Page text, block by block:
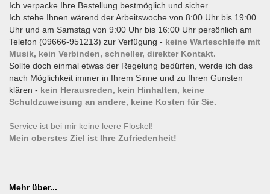
Ich verpacke Ihre Bestellung bestmöglich und sicher.
Ich stehe Ihnen wärend der Arbeitswoche von 8:00 Uhr bis 19:00
Uhr und am Samstag von 9:00 Uhr bis 16:00 Uhr persönlich am
Telefon (09666-951213) zur Verfügung - keine Warteschleife mit
Musik, kein Verbinden, schneller, direkter Kontakt.
Sollte doch einmal etwas der Regelung bedürfen, werde ich das
nach Möglichkeit immer in Ihrem Sinne und zu Ihren Gunsten
klären - kein Herausreden, kein Hinhalten, keine
Schuldzuweisung an andere, keine Kosten für Sie.
Service ist bei mir keine leere Floskel!
Mein oberstes Ziel ist Ihre Zufriedenheit!
Mehr über...